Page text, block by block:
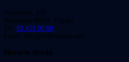
Viladomat, 239
Barcelona 08029. España.
Tel: 93 453 00 00
Email: info@videoinstan.net
Horario tienda